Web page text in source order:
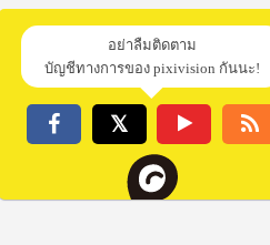
อย่าลืมติดตาม
บัญชีทางการของ pixivision กันนะ!